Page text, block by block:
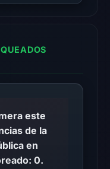
este
de la
en
0.